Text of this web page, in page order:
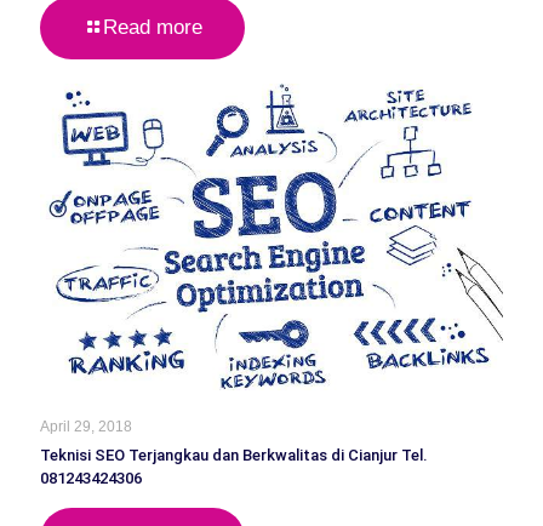
Read more
April 29, 2018
Teknisi SEO Terjangkau dan Berkwalitas di Cianjur Tel.
081243424306